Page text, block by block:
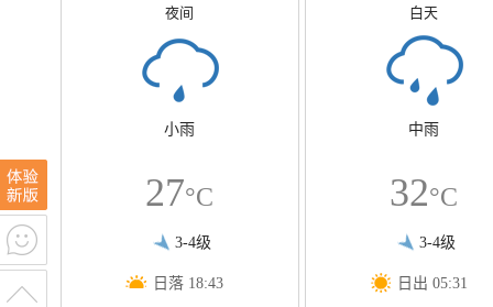
夜间
小雨
27°C
3-4级
日落 18:43
白天
中雨
32°C
3-4级
日出 05:31